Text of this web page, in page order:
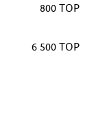
800 TOP
6 500 TOP